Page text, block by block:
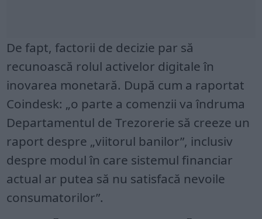
De fapt, factorii de decizie par să
recunoască rolul activelor digitale în
inovarea monetară. După cum a raportat
Coindesk: „o parte a comenzii va îndruma
Departamentul de Trezorerie să creeze un
raport despre „viitorul banilor”, inclusiv
despre modul în care sistemul financiar
actual ar putea să nu satisfacă nevoile
consumatorilor”.